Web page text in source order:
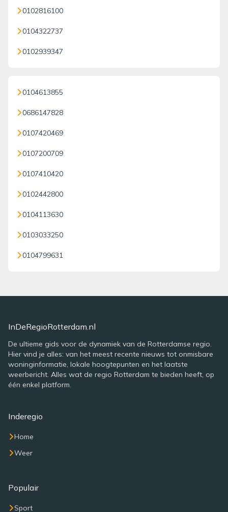
0102816100
0104322737
0102939347
0104613855
0686147828
0107420469
0107200709
0107410420
0102442800
0104113630
0103033250
0104799631
InDeRegioRotterdam.nl
De ultieme gids voor de dynamiek van de Rotterdamse regio.
Hier vind je alles: van het meest recente nieuws tot onmisbare
woninginformatie, lokale hoogtepunten en het laatste
weerbericht. Alles wat de regio Rotterdam te bieden heeft, op
één enkel platform.
Inderegio
Home
Weer
Populair
Sport